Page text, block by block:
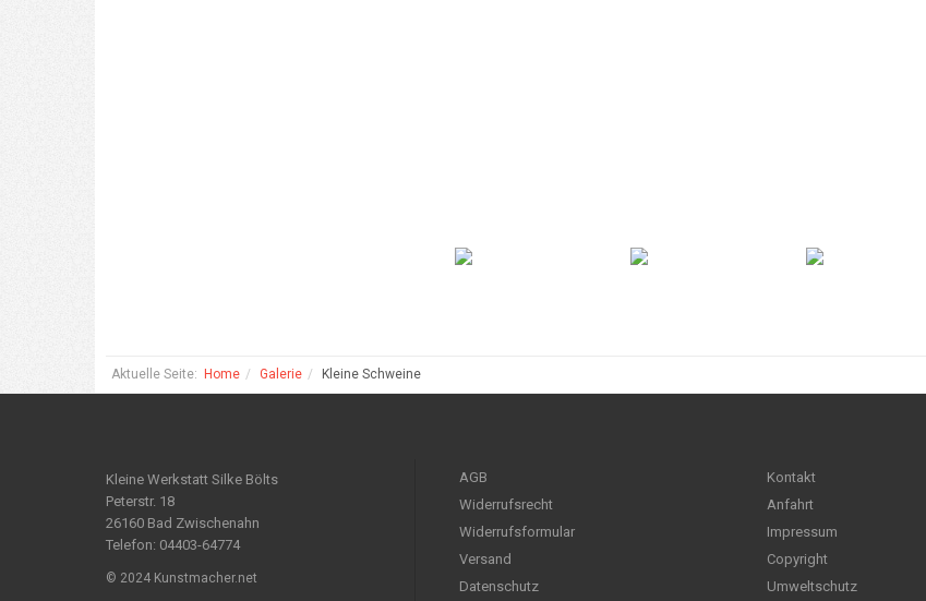
Aktuelle Seite: Home Galerie Kleine Schweine
Kleine Werkstatt Silke Bölts
Peterstr. 18
26160 Bad Zwischenahn
Telefon: 04403-64774
© 2024 Kunstmacher.net
AGB
Widerrufsrecht
Widerrufsformular
Versand
Datenschutz
Kontakt
Anfahrt
Impressum
Copyright
Umweltschutz